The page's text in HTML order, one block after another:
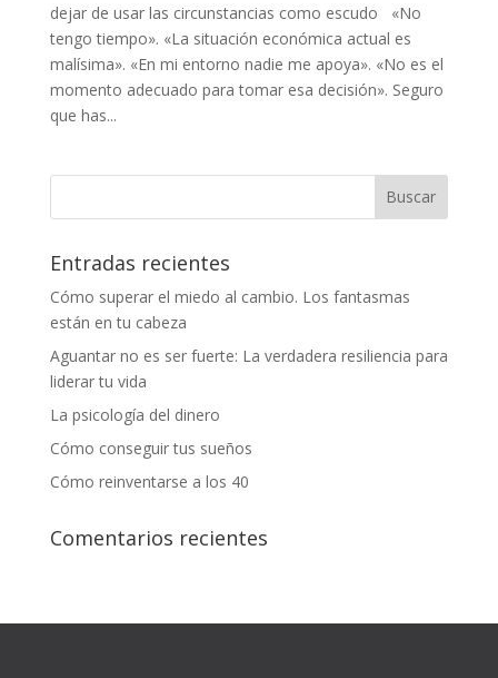
dejar de usar las circunstancias como escudo «No
tengo tiempo». «La situación económica actual es
malísima». «En mi entorno nadie me apoya». «No es el
momento adecuado para tomar esa decisión». Seguro
que has...
Entradas recientes
Cómo superar el miedo al cambio. Los fantasmas
están en tu cabeza
Aguantar no es ser fuerte: La verdadera resiliencia para
liderar tu vida
La psicología del dinero
Cómo conseguir tus sueños
Cómo reinventarse a los 40
Comentarios recientes